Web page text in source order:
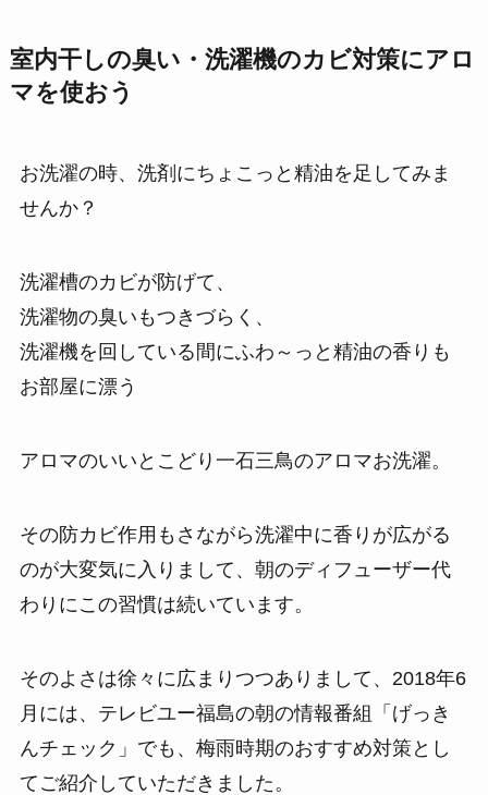
室内干しの臭い・洗濯機のカビ対策にアロ
マを使おう
お洗濯の時、洗剤にちょこっと精油を足してみま
せんか？
洗濯槽のカビが防げて、
洗濯物の臭いもつきづらく、
洗濯機を回している間にふわ～っと精油の香りも
お部屋に漂う
アロマのいいとこどり一石三鳥のアロマお洗濯。
その防カビ作用もさながら洗濯中に香りが広がる
のが大変気に入りまして、 朝のディフューザー代
わりにこの習慣は続いています。
そのよさは徐々に広まりつつありまして、2018年6
月には、テレビユー福島の朝の情報番組「げっき
んチェック」でも、梅雨時期のおすすめ対策とし
てご紹介していただきました。